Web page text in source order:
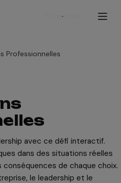
S'inscrire
Professionnelles
avec ce défi interactif.
dans des situations réelles
de chaque choix.
le leadership et le